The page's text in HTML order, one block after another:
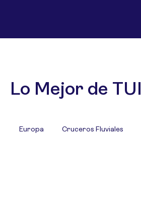
Lo Mejor de TUI
Europa Cruceros Fluviales